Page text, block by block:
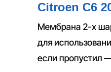
Citroen C6
Мембрана 2-х
для
если пропустил